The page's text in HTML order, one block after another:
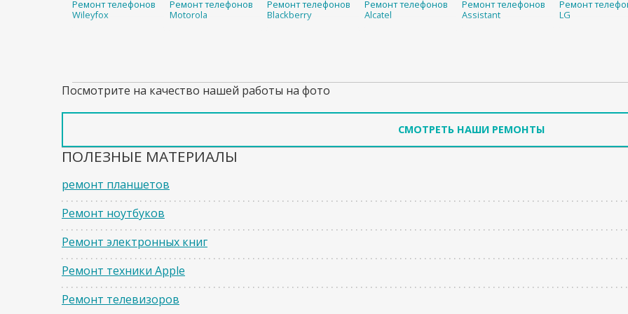
Ремонт телефонов
Wileyfox
Ремонт телефонов
Motorola
Ремонт телефонов
Blackberry
Ремонт телефонов
Alcatel
Ремонт телефонов
Assistant
Ремонт
LG
Посмотрите на качество нашей работы на фото
СМОТРЕТЬ НАШИ РЕМОНТЫ
ПОЛЕЗНЫЕ МАТЕРИАЛЫ
ремонт планшетов
Ремонт ноутбуков
Ремонт электронных книг
Ремонт техники Apple
Ремонт телевизоров